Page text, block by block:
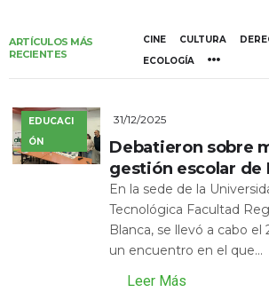
ARTÍCULOS MÁS
RECIENTES
CINE CULTURA
ECOLOGÍA
EDUCACI
ÓN
31/12/2025
Debatieron sobre
gestión escolar de
En la sede de la
Tecnológica Facultad
Blanca, se llevó a cabo
un encuentro en el que...
Leer Más